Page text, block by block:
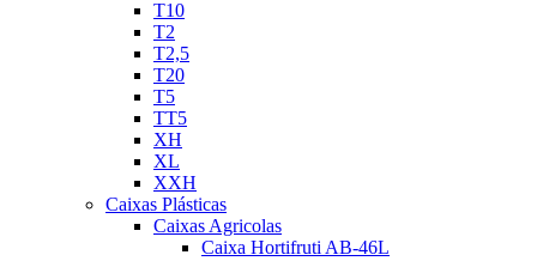
T10
T2
T2,5
T20
T5
TT5
XH
XL
XXH
Caixas Plásticas
Caixas Agricolas
Caixa Hortifruti AB-46L